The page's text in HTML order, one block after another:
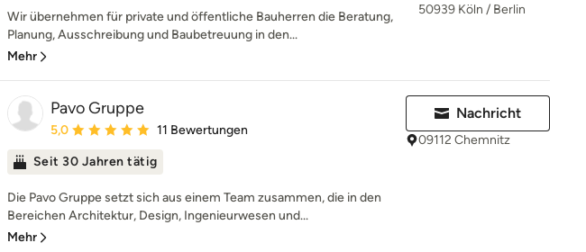
Wir übernehmen für private und öffentliche Bauherren die Beratung,
Planung, Ausschreibung und Baubetreuung in den...
Mehr
50939 Köln / Berlin
Pavo Gruppe
Durchschnittliche Bewertung: 5 von 5 Sternen
5,0 11 Bewertungen
Seit 30 Jahren tätig
Die Pavo Gruppe setzt sich aus einem Team zusammen, die in den
Bereichen Architektur, Design, Ingenieurwesen und...
Mehr
Nachricht
09112 Chemnitz